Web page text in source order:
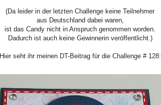
(Da leider in der letzten Challenge keine Teilnehmer
aus Deutschland dabei waren,
ist das Candy nicht in Anspruch genommen worden.
Dadurch ist auch keine Gewinnerin veröffentlicht.)
Hier seht ihr meinen DT-Beitrag für die Challenge # 128: